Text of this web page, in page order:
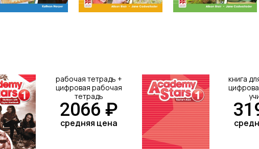
рабочая тетрадь +
цифровая рабочая
тетрадь
2066 ₽
средняя цена
книга